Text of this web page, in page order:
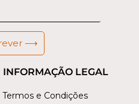
INFORMAÇÃO LEGAL
Termos e Condições
⟶